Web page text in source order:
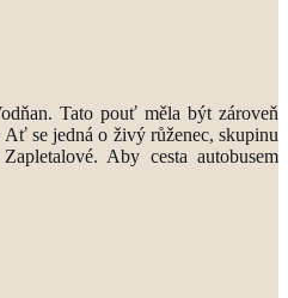
Tato pouť měla být zároveň
se jedná o živý růženec, skupinu
Aby cesta autobusem